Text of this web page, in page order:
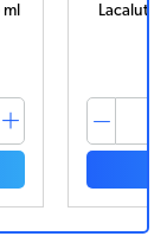
Lacalut